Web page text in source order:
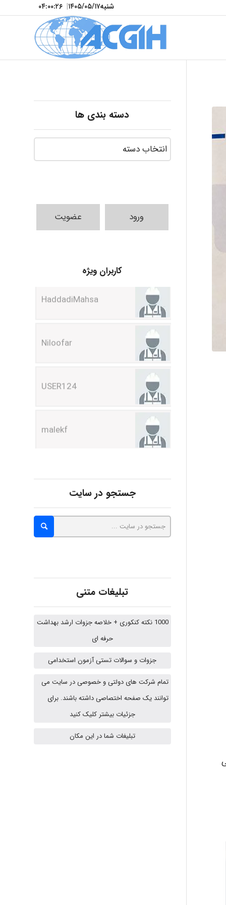
شنبه۱۴۰۵/۰۵/۱۷| ۰۴:۰۰:۲۸
دسته بندی ها
ورود عضویت
کاربران ویژه
Niloofar
USER124
malekf
abolfazlkoshehe
abolfazlkoshehe
A.balandeh
Jafar Tym
HaddadiMahsa
Niloofar
جستجو در سایت
تبلیغات متنی
1000 نکته کنکوری + خلاصه جزوات ارشد بهداشت
حرفه ای
جزوات و سوالات تستی آزمون استخدامی
تمام شرکت های دولتی و خصوصی در سایت می
توانند یک صفحه اختصاصی داشته باشند. برای
جزئیات بیشتر کلیک کنید
تبلیغات شما در این مکان